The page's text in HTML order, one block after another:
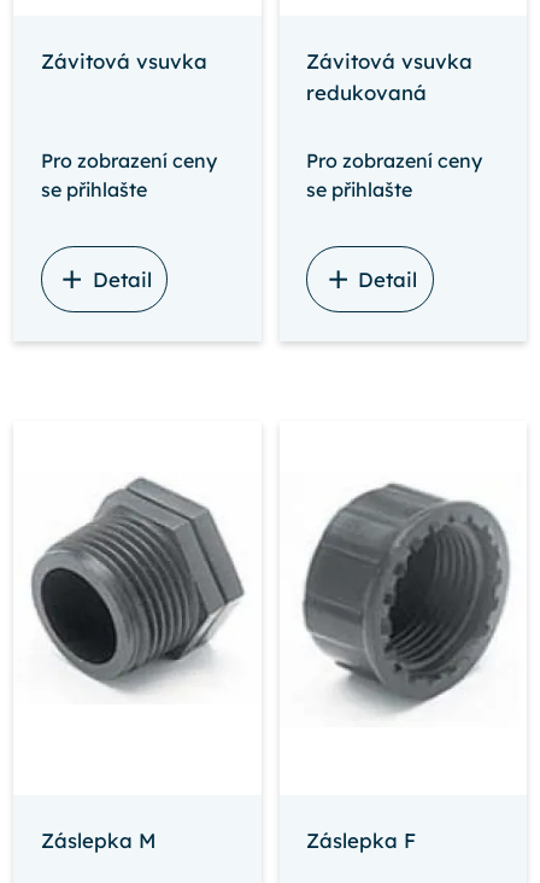
Závitová vsuvka
Pro zobrazení ceny
se přihlašte
Detail
Závitová vsuvka
redukovaná
Pro zobrazení ceny
se přihlašte
Detail
Záslepka M Záslepka F